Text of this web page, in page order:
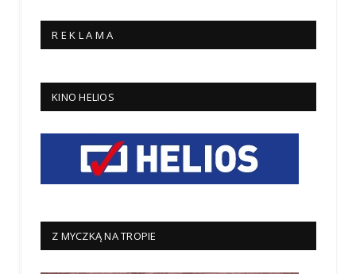
R E K L A M A
KINO HELIOS
Z MYCZKĄ NA TROPIE